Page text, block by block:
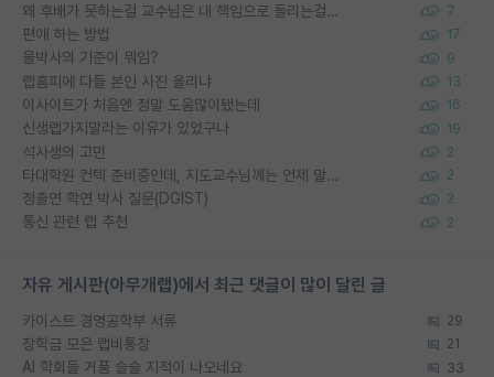
왜 후배가 못하는걸 교수님은 내 책임으로 돌리는걸까요? 7
편애 하는 방법 17
물박사의 기준이 뭐임? 9
랩홈피에 다들 본인 사진 올리냐 13
이사이트가 처음엔 정말 도움많이됐는데 16
신생랩가지말라는 이유가 있었구나 19
석사생의 고민 2
타대학원 컨텍 준비중인데, 지도교수님께는 언제 말씀드려야 할까요? 2
정출연 학연 박사 질문(DGIST) 2
통신 관련 랩 추천 2
자유 게시판(아무개랩)에서 최근 댓글이 많이 달린 글
카이스트 경영공학부 서류 29
장학금 모은 랩비통장 21
AI 학회들 거품 슬슬 지적이 나오네요 33